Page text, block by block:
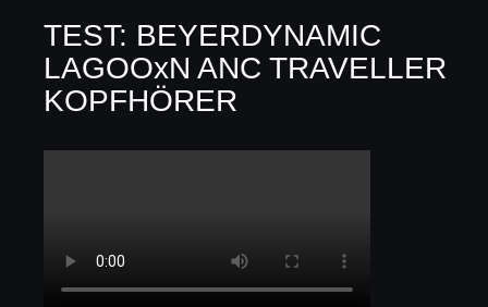
TEST: BEYERDYNAMIC
LAGOOxN ANC TRAVELLER
KOPFHÖRER